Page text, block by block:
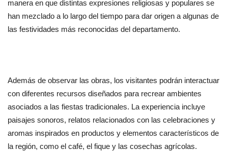
manera en que distintas expresiones religiosas y populares se
han mezclado a lo largo del tiempo para dar origen a algunas de
las festividades más reconocidas del departamento.
Además de observar las obras, los visitantes podrán interactuar
con diferentes recursos diseñados para recrear ambientes
asociados a las fiestas tradicionales. La experiencia incluye
paisajes sonoros, relatos relacionados con las celebraciones y
aromas inspirados en productos y elementos característicos de
la región, como el café, el fique y las cosechas agrícolas.